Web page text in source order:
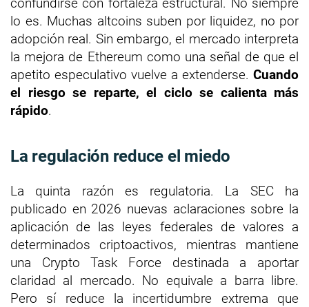
lo es. Muchas altcoins suben por liquidez, no por
adopción real. Sin embargo, el mercado interpreta
la mejora de Ethereum como una señal de que el
apetito especulativo vuelve a extenderse. Cuando
el riesgo se reparte, el ciclo se calienta más
rápido.
La regulación reduce el miedo
La quinta razón es regulatoria. La SEC ha
publicado en 2026 nuevas aclaraciones sobre la
aplicación de las leyes federales de valores a
determinados criptoactivos, mientras mantiene
una Crypto Task Force destinada a aportar
claridad al mercado. No equivale a barra libre.
Pero sí reduce la incertidumbre extrema que